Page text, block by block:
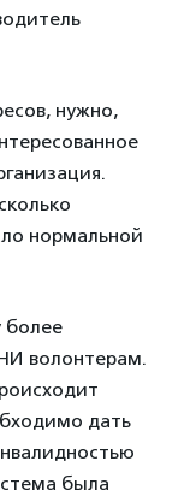
нужно,
нормальной
более
волонтерам.
дать
была